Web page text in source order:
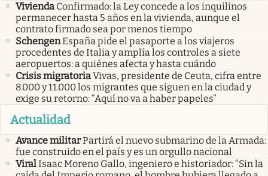
Vivienda Confirmado: la Ley concede a los inquilinos
permanecer hasta 5 años en la vivienda, aunque el
contrato firmado sea por menos tiempo
SchengenEspaña pide el pasaporte a los viajeros
procedentes de Italia y amplía los controles a siete
aeropuertos: a quiénes afecta y hasta cuándo
Crisis migratoriaVivas, presidente de Ceuta, cifra entre
8.000 y 11.000 los migrantes que siguen en la ciudad y
exige su retorno: “Aquí no va a haber papeles”
Actualidad
Avance militarPartirá el nuevo submarino de la Armada:
fue construido en el país y es un orgullo nacional
ViralIsaac Moreno Gallo, ingeniero e historiador: “Sin la